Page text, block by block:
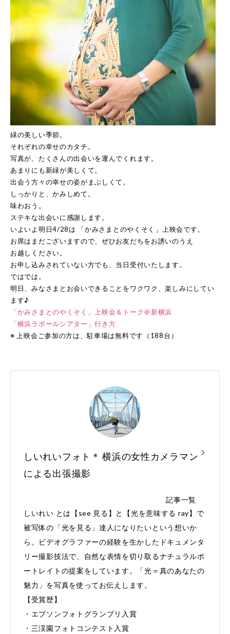
緑の美しい季節。
それぞれの幸せのカタチ。
写真が、たくさんの出会いを運んでくれます。
あまりにも新緑が美しくて。
出会う方々の幸せの姿がまぶしくて。
しっかりと、かみしめて。
味わおう。
ステキな出会いに感謝します。
いよいよ明日4/28は 「かみさまとのやくそく」上映会です。
お席はまだございますので、ぜひお友だちをお誘いのうえ
お越しください。
お申し込みされていない方でも、当日受付いたします。
ではでは。
明日、みなさまとお会いできることをワクワク、楽しみにしてい
ます♪
「かみさまとのやくそく」上映会＆トーク＠新横浜
「横浜ラポールシアター」行き方
※ 上映会ご参加の方は、駐車場は無料です（188台）
しいれいフォト＊ 横浜の女性カメラマン
による出張撮影
記事一覧
しいれい とは【see 見る】と【光を意味する ray】で
被写体の「光を見る」達人になりたいという想いか
ら。ビデオグラファーの経験を生かしたドキュメンタ
リー撮影技法で、自然な表情を切り取るナチュラルポ
ートレイトの提案をしています。「光＝真のあなたの
魅力」を写真を使ってお伝えします。
【受賞歴】
・エプソンフォトグランプリ入賞
・三渓園フォトコンテスト入賞